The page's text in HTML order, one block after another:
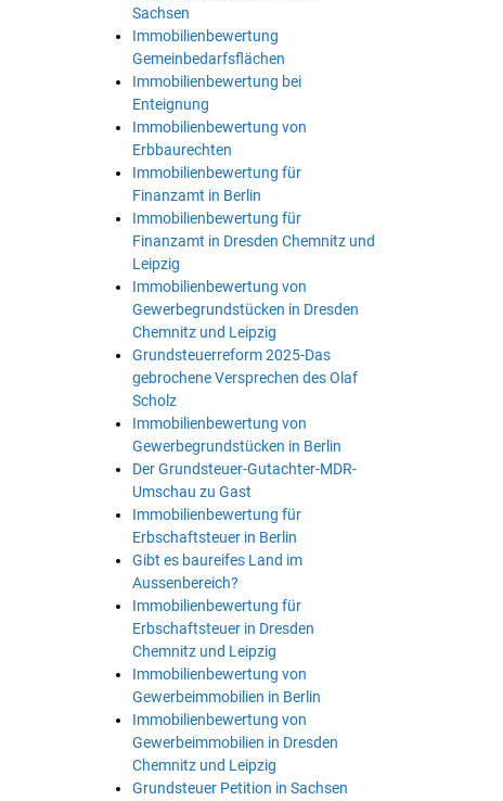
Sachsen
Immobilienbewertung
Gemeinbedarfsflächen
Immobilienbewertung bei
Enteignung
Immobilienbewertung von
Erbbaurechten
Immobilienbewertung für
Finanzamt in Berlin
Immobilienbewertung für
Finanzamt in Dresden Chemnitz und
Leipzig
Immobilienbewertung von
Gewerbegrundstücken in Dresden
Chemnitz und Leipzig
Grundsteuerreform 2025-Das
gebrochene Versprechen des Olaf
Scholz
Immobilienbewertung von
Gewerbegrundstücken in Berlin
Der Grundsteuer-Gutachter-MDR-
Umschau zu Gast
Immobilienbewertung für
Erbschaftsteuer in Berlin
Gibt es baureifes Land im
Aussenbereich?
Immobilienbewertung für
Erbschaftsteuer in Dresden
Chemnitz und Leipzig
Immobilienbewertung von
Gewerbeimmobilien in Berlin
Immobilienbewertung von
Gewerbeimmobilien in Dresden
Chemnitz und Leipzig
Grundsteuer Petition in Sachsen